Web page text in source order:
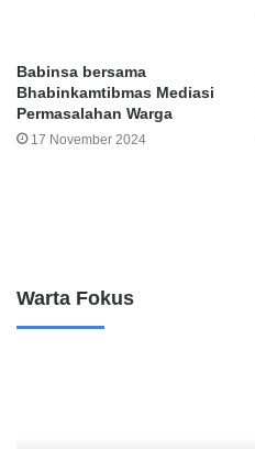
Babinsa bersama
Bhabinkamtibmas Mediasi
Permasalahan Warga
17 November 2024
Warta Fokus